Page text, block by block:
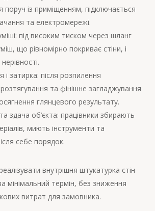
поруч із приміщенням, підключається
та електромережі.
під високим тиском через шланг
що рівномірно покриває стіни, і
і затирка: після розпилення
та фінішне загладжування
глянцевого результату.
здача об’єкта: працівники збирають
миють інструменти та
себе порядок.
внутрішня штукатурка стін
мінімальний термін, без зниження
витрат для замовника.